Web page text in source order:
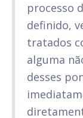
processo
definido,
tratados
alguma
desses